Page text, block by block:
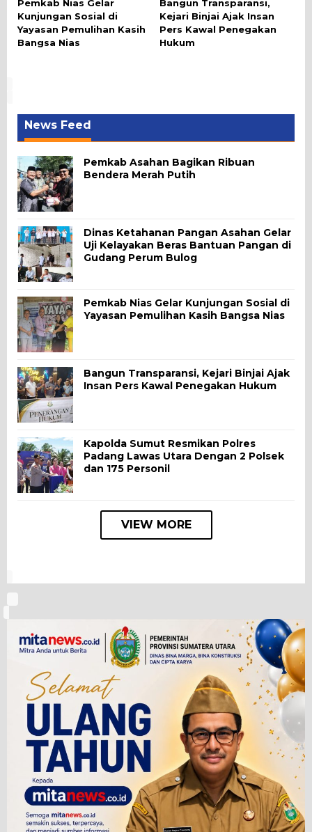
Pemkab Nias Gelar
Kunjungan Sosial di
Yayasan Pemulihan Kasih
Bangsa Nias
Bangun Transparansi,
Kejari Binjai Ajak Insan
Pers Kawal Penegakan
Hukum
News Feed
Pemkab Asahan Bagikan Ribuan
Bendera Merah Putih
Dinas Ketahanan Pangan Asahan Gelar
Uji Kelayakan Beras Bantuan Pangan di
Gudang Perum Bulog
Pemkab Nias Gelar Kunjungan Sosial di
Yayasan Pemulihan Kasih Bangsa Nias
Bangun Transparansi, Kejari Binjai Ajak
Insan Pers Kawal Penegakan Hukum
Kapolda Sumut Resmikan Polres
Padang Lawas Utara Dengan 2 Polsek
dan 175 Personil
VIEW MORE